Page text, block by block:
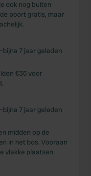
ook nog buiten
poort gratis, maar
bijna 7 jaar geleden
€35 voor
bijna 7 jaar geleden
midden op de
in het bos. Vooraan
vlakke plaatsen.